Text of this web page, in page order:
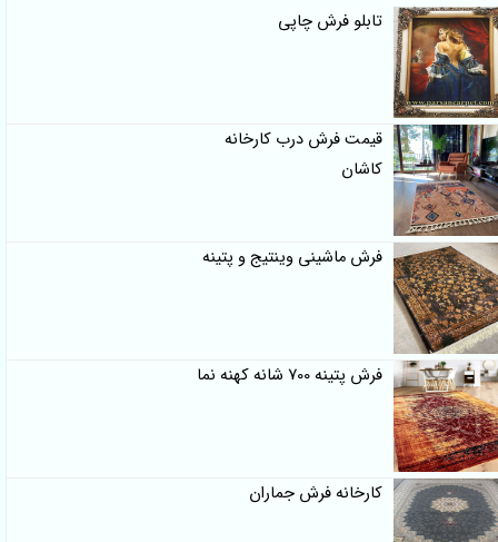
تابلو فرش چاپی
قیمت فرش درب کارخانه
کاشان
فرش ماشینی وینتیج و پتینه
فرش پتینه 700 شانه کهنه نما
کارخانه فرش جماران